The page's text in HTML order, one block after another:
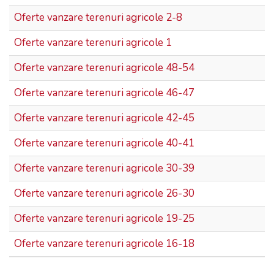
Oferte vanzare terenuri agricole 2-8
Oferte vanzare terenuri agricole 1
Oferte vanzare terenuri agricole 48-54
Oferte vanzare terenuri agricole 46-47
Oferte vanzare terenuri agricole 42-45
Oferte vanzare terenuri agricole 40-41
Oferte vanzare terenuri agricole 30-39
Oferte vanzare terenuri agricole 26-30
Oferte vanzare terenuri agricole 19-25
Oferte vanzare terenuri agricole 16-18